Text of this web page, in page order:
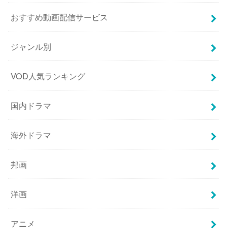
おすすめ動画配信サービス
ジャンル別
VOD人気ランキング
国内ドラマ
海外ドラマ
邦画
洋画
アニメ